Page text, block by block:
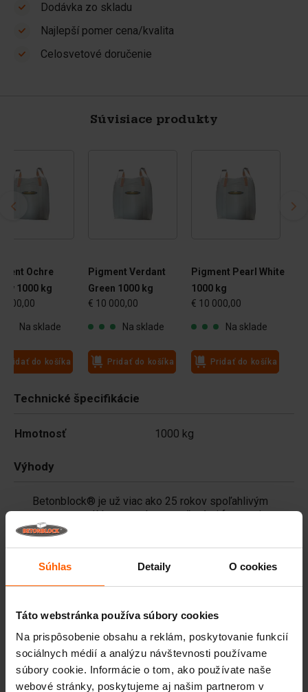
Súhlas Detaily O cookies
Táto webstránka používa súbory cookies
Na prispôsobenie obsahu a reklám, poskytovanie funkcií
sociálnych médií a analýzu návštevnosti používame
súbory cookie. Informácie o tom, ako používate naše
webové stránky, poskytujeme aj našim partnerom v
Dodávka zo skladu
Najlepší pomer cena/kvalita
Celosvetové doručenie
Súvisiace produkty
Ochre
1000 kg
000,00
Na sklade
Pridať do košíka
Pigment Verdant
Green 1000 kg
€ 10 000,00
Na sklade
Pridať do košíka
Pigment Pearl White
1000 kg
€ 10 000,00
Na sklade
Pridať do košíka
Technické špecifikácie
Hmotnosť 1000 kg
Výhody
Betonblock® je už viac ako 25 rokov spoľahlivým
partnerom a lídrom na trhu s oceľovými formami na
betón.
Užitočné odkazy
Často kladené otázky
Podrobnosti na
Premium pigmenti za beton, dolgotrajna barva za